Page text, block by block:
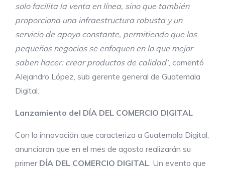
solo facilita la venta en línea, sino que también
proporciona una infraestructura robusta y un
servicio de apoyo constante, permitiendo que los
pequeños negocios se enfoquen en lo que mejor
saben hacer: crear productos de calidad”, comentó
Alejandro López, sub gerente general de Guatemala
Digital.
Lanzamiento del DÍA DEL COMERCIO DIGITAL
Con la innovación que caracteriza a Guatemala Digital,
anunciaron que en el mes de agosto realizarán su
primer DÍA DEL COMERCIO DIGITAL . Un evento que